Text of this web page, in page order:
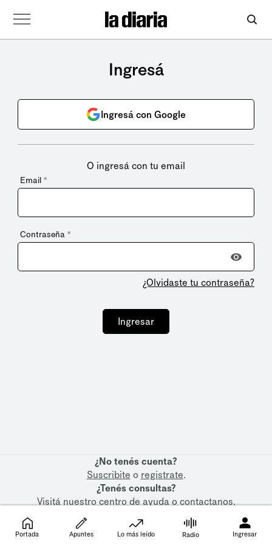
Ingresá
Ingresá con Google
O ingresá con tu email
Email *
Contraseña *
¿Olvidaste tu contraseña?
Ingresar
¿No tenés cuenta?
Suscribite o registrate.
¿Tenés consultas?
Visitá nuestrocentro de ayudaocontactanos.
Portada Apuntes Lo más leído Radio Ingresar